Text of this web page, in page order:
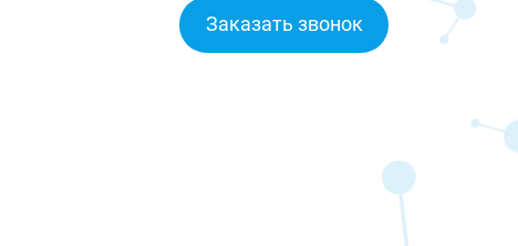
Заказать звонок